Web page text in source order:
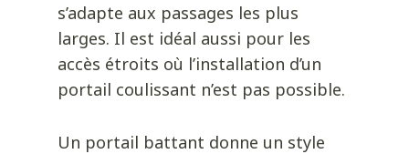
s’adapte aux passages les plus
larges. Il est idéal aussi pour les
accès étroits où l’installation d’un
portail coulissant n’est pas possible.
Un portail battant donne un style